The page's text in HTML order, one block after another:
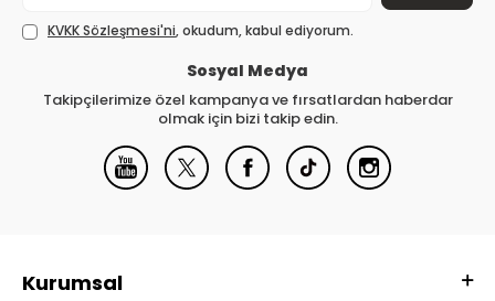
KVKK Sözleşmesi'ni, okudum, kabul ediyorum.
Sosyal Medya
Takipçilerimize özel kampanya ve fırsatlardan haberdar
olmak için bizi takip edin.
Kurumsal